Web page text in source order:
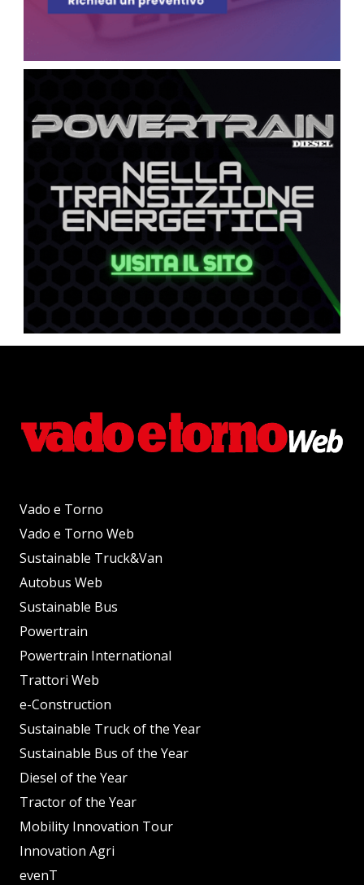
Vado e Torno
Vado e Torno Web
Sustainable Truck&Van
Autobus Web
Sustainable Bus
Powertrain
Powertrain International
Trattori Web
e-Construction
Sustainable Truck of the Year
Sustainable Bus of the Year
Diesel of the Year
Tractor of the Year
Mobility Innovation Tour
Innovation Agri
evenT